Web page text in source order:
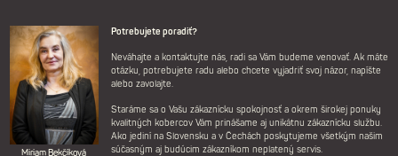
Miriam Bekčíková
Potrebujete poradiť?
Neváhajte a kontaktujte nás, radi sa Vám budeme venovať. Ak máte
otázku, potrebujete radu alebo chcete vyjadriť svoj názor, napíšte
alebo zavolajte.
Staráme sa o Vašu zákaznícku spokojnosť a okrem širokej ponuky
kvalitných kobercov Vám prinášame aj unikátnu zákaznícku službu.
Ako jediní na Slovensku a v Čechách poskytujeme všetkým našim
súčasným aj budúcim zákazníkom neplatený servis.